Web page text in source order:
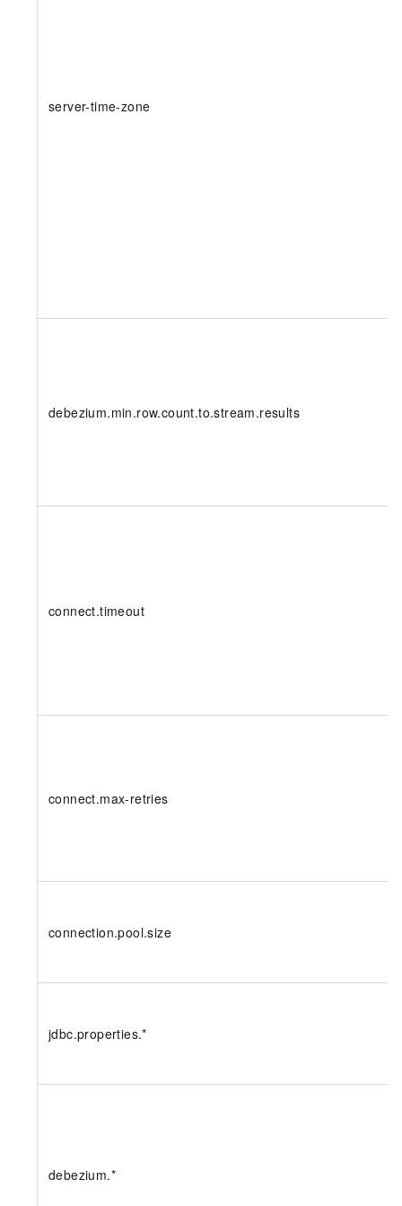
server-time-zone
debezium.min.row.count.to.stream.results
connect.timeout
connect.max-retries
connection.pool.size
jdbc.properties.*
debezium.*